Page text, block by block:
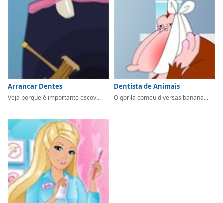
Arrancar Dentes
Vejá porque é importante escov...
Dentista de Animais
O gorila comeu diversas banana...